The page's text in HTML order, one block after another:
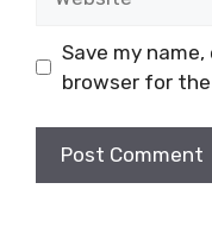
Save my
browser for